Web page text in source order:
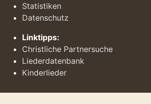
Statistiken
Datenschutz
Linktipps:
Christliche Partnersuche
Liederdatenbank
Kinderlieder